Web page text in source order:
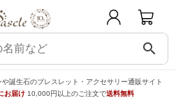
search
誕生石のブレスレット・アクセサリー通販サイト
お届け 10,000円以上のご注文で送料無料